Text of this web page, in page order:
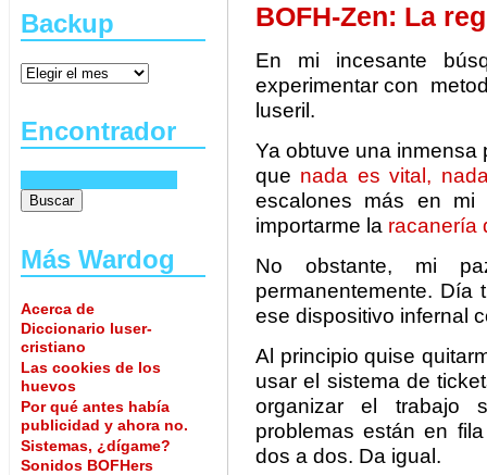
Backup
Encontrador
Más Wardog
Acerca de
Diccionario luser-
cristiano
Las cookies de los
huevos
Por qué antes había
publicidad y ahora no.
Sistemas, ¿dígame?
Sonidos BOFHers
BOFH-Zen: La
En mi incesante
experimentar con
luseril.
Ya obtuve una inmensa
que nada es vital,
escalones más en
importarme la racanería
No obstante, mi
permanentemente. Día
ese dispositivo infernal
Al principio quise
usar el sistema de
organizar el trabajo
problemas están en
dos a dos. Da igual.